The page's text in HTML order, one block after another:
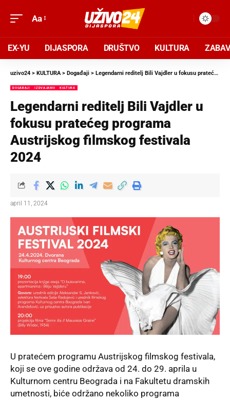
Aa
EX-YU DIJASPORA DRUŠTVO KULTURA
uzivo24 > KULTURA> Događaji > Legendarni reditelj Bili Vajdler u fokusu pratećeg programa Austrijskog filmskog festivala 2024
DOGAĐAJI IZDVAJAMO KULTURA
Legendarni reditelj Bili Vajdler u
fokusu pratećeg programa
Austrijskog filmskog festivala
2024
april 11, 2024
U pratećem programu Austrijskog filmskog festivala,
koji se ove godine održava od 24. do 29. aprila u
Kulturnom centru Beograda i na Fakultetu dramskih
umetnosti, biće održano nekoliko programa